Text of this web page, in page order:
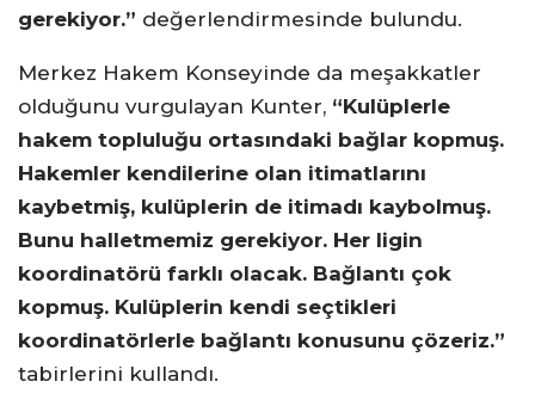
gerekiyor.” değerlendirmesinde bulundu.
Merkez Hakem Konseyinde da meşakkatler
olduğunu vurgulayan Kunter, “Kulüplerle
hakem topluluğu ortasındaki bağlar kopmuş.
Hakemler kendilerine olan itimatlarını
kaybetmiş, kulüplerin de itimadı kaybolmuş.
Bunu halletmemiz gerekiyor. Her ligin
koordinatörü farklı olacak. Bağlantı çok
kopmuş. Kulüplerin kendi seçtikleri
koordinatörlerle bağlantı konusunu çözeriz.”
tabirlerini kullandı.